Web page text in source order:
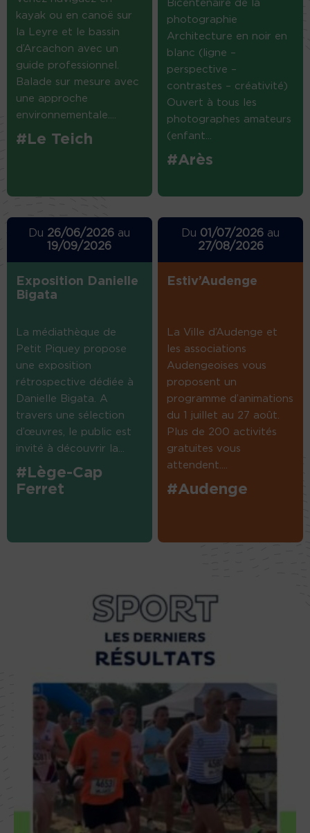
kayak ou en canoë sur
la Leyre et le bassin
d’Arcachon avec un
guide professionnel.
Balade sur mesure avec
une approche
environnementale....
#Le Teich
Bicentenaire de la
photographie
Architecture en noir en
blanc (ligne –
perspective –
contrastes – créativité)
Ouvert à tous les
photographes amateurs
(enfant...
#Arès
Du 26/06/2026 au
19/09/2026
Exposition Danielle
Bigata
La médiathèque de
Petit Piquey propose
une exposition
rétrospective dédiée à
Danielle Bigata. A
travers une sélection
d’œuvres, le public est
invité à découvrir la...
#Lège-Cap
Ferret
Du 01/07/2026 au
27/08/2026
Estiv’Audenge
La Ville d’Audenge et
les associations
Audengeoises vous
proposent un
programme d’animations
du 1 juillet au 27 août.
Plus de 200 activités
gratuites vous
attendent....
#Audenge